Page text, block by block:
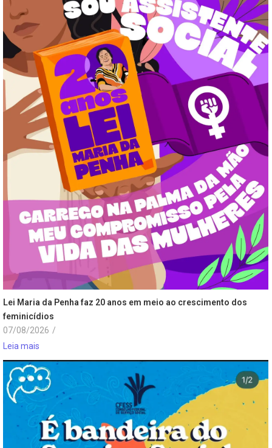
Lei Maria da Penha faz 20 anos em meio ao crescimento dos
feminicídios
07/08/2026 /
Leia mais